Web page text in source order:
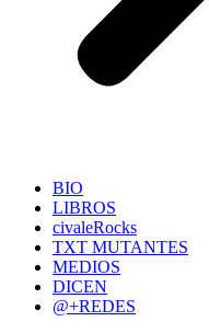
BIO
LIBROS
civaleRocks
TXT MUTANTES
MEDIOS
DICEN
@+REDES